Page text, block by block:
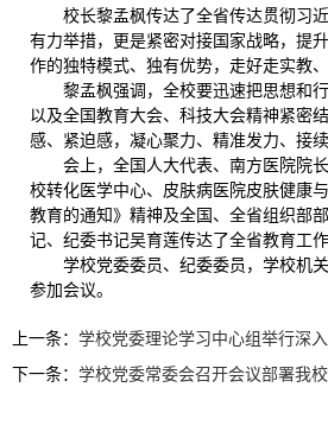
校长黎孟枫传达了全省传达贯彻习
有力举措，更是紧密对接国家战略，提
作的独特模式、独有优势，走好走实教
黎孟枫强调，全校要迅速把思想和
以及全国教育大会、科技大会精神紧密
感、紧迫感，凝心聚力、精准发力、接
会上，全国人大代表、南方医院院
校转化医学中心、皮肤病医院皮肤健康
教育的通知》精神及全国、全省组织部
记、纪委书记吴育莲传达了全省教育工
学校党委委员、纪委委员，学校机
参加会议。
上一条： 学校党委理论学习中心组举行深
下一条： 学校党委常委会召开会议部署我